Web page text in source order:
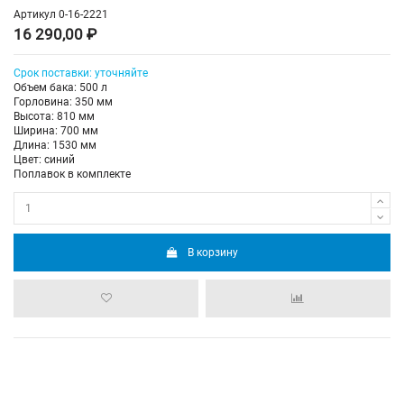
Артикул 0-16-2221
16 290,00 ₽
Срок поставки: уточняйте
Объем бака: 500 л
Горловина: 350 мм
Высота: 810 мм
Ширина: 700 мм
Длина: 1530 мм
Цвет: синий
Поплавок в комплекте
В корзину